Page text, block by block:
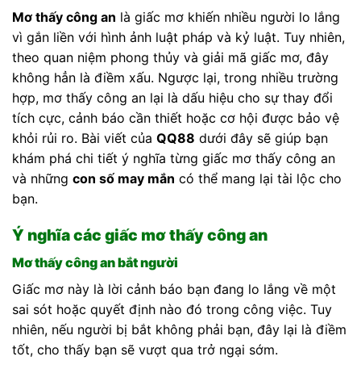
Mơ thấy công an là giấc mơ khiến nhiều người lo lắng
vì gắn liền với hình ảnh luật pháp và kỷ luật. Tuy nhiên,
theo quan niệm phong thủy và giải mã giấc mơ, đây
không hẳn là điềm xấu. Ngược lại, trong nhiều trường
hợp, mơ thấy công an lại là dấu hiệu cho sự thay đổi
tích cực, cảnh báo cần thiết hoặc cơ hội được bảo vệ
khỏi rủi ro. Bài viết của QQ88 dưới đây sẽ giúp bạn
khám phá chi tiết ý nghĩa từng giấc mơ thấy công an
và những con số may mắn có thể mang lại tài lộc cho
bạn.
Ý nghĩa các giấc mơ thấy công an
Mơ thấy công an bắt người
Giấc mơ này là lời cảnh báo bạn đang lo lắng về một
sai sót hoặc quyết định nào đó trong công việc. Tuy
nhiên, nếu người bị bắt không phải bạn, đây lại là điềm
tốt, cho thấy bạn sẽ vượt qua trở ngại sớm.